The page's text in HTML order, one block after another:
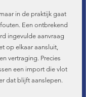
in de praktijk gaat
Een ontbrekend
ingevulde aanvraag
op elkaar aansluit,
vertraging. Precies
een import die vlot
dat blijft aanslepen.